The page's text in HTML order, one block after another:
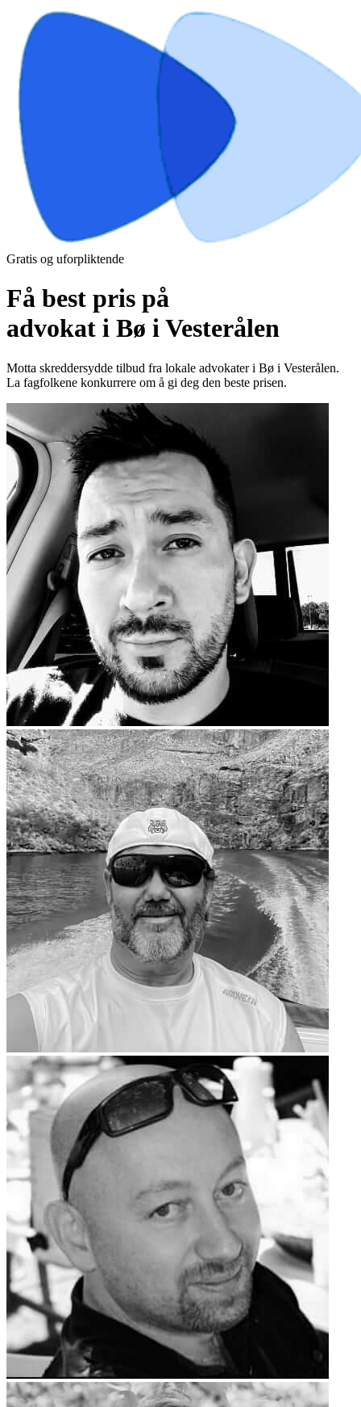
Gratis og uforpliktende
Få best pris på
advokat i Bø i Vesterålen
Motta skreddersydde tilbud fra lokale advokater i Bø i Vesterålen.
La fagfolkene konkurrere om å gi deg den beste prisen.